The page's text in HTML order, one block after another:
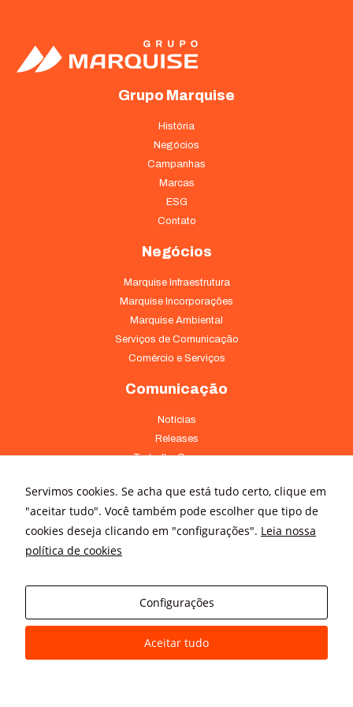
Grupo Marquise
História
Negócios
Campanhas
Marcas
ESG
Contato
Negócios
Marquise Infraestrutura
Marquise Incorporações
Marquise Ambiental
Serviços de Comunicação
Comércio e Serviços
Comunicação
Notícias
Releases
Trabalhe Conosco
Onde Estamos
Av. Pontes Vieira, 1838 - Dionísio Torres Fortaleza - CE 60135-238
(85) 4008-3322 ou 4008-3333
Av Brigadeiro Faria Lima, 3015 – conj. 41 - Jardim Paulistano São
Paulo - SP 01452-000 - (11) 3166-5500
Servimos cookies. Se acha que está tudo certo, clique em
"aceitar tudo". Você também pode escolher que tipo de
cookies deseja clicando em "configurações". Leia nossa
política de cookies
Configurações
Aceitar tudo